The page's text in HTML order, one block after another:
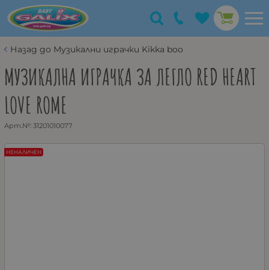
Назад до Музикални играчки Kikka boo
МУЗИКАЛНА ИГРАЧКА ЗА ЛЕГЛО RED HEART
LOVE ROME
Арт.№: 31201010077
НЕНАЛИЧЕН